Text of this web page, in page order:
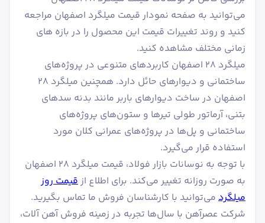
می‌توانید به صفحه نمودار قیمت میلگرد اصفهان مراجعه
کنید و روند تغییرات قیمت این محصول را در بازه های
زمانی مختلف مشاهده کنید.
میلگرد ۲۸ اصفهان کاربردهای متنوعی در پروژه‌های
ساختمانی و دیوارهای حائل دارد. همچنین میلگرد ۲۸
اصفهان در ساخت دیوارهای باربر مانند بدنه سدهای
بتنی، آرماتور طولی تیرها و ستون‌های پروژه‌های
ساختمانی و پل‌ها در پروژه‌های عمرانی کلان مورد
استفاده قرار می‌گیرد.
با توجه به نوسانات بازار فولاد، قیمت میلگرد ۲۸ اصفهان
به صورت روزانه تغییر می‌کند. برای اطلاع ازقیمت روز
میلگرد می‌توانید با کارشناسان فروش ما تماس بگیرید.
شرکت عصرآهن با سال‌ها تجربه در زمینه فروش آهن آلات،